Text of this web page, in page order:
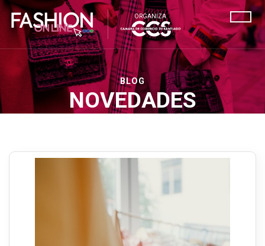
ORGANIZA
BLOG
NOVEDADES